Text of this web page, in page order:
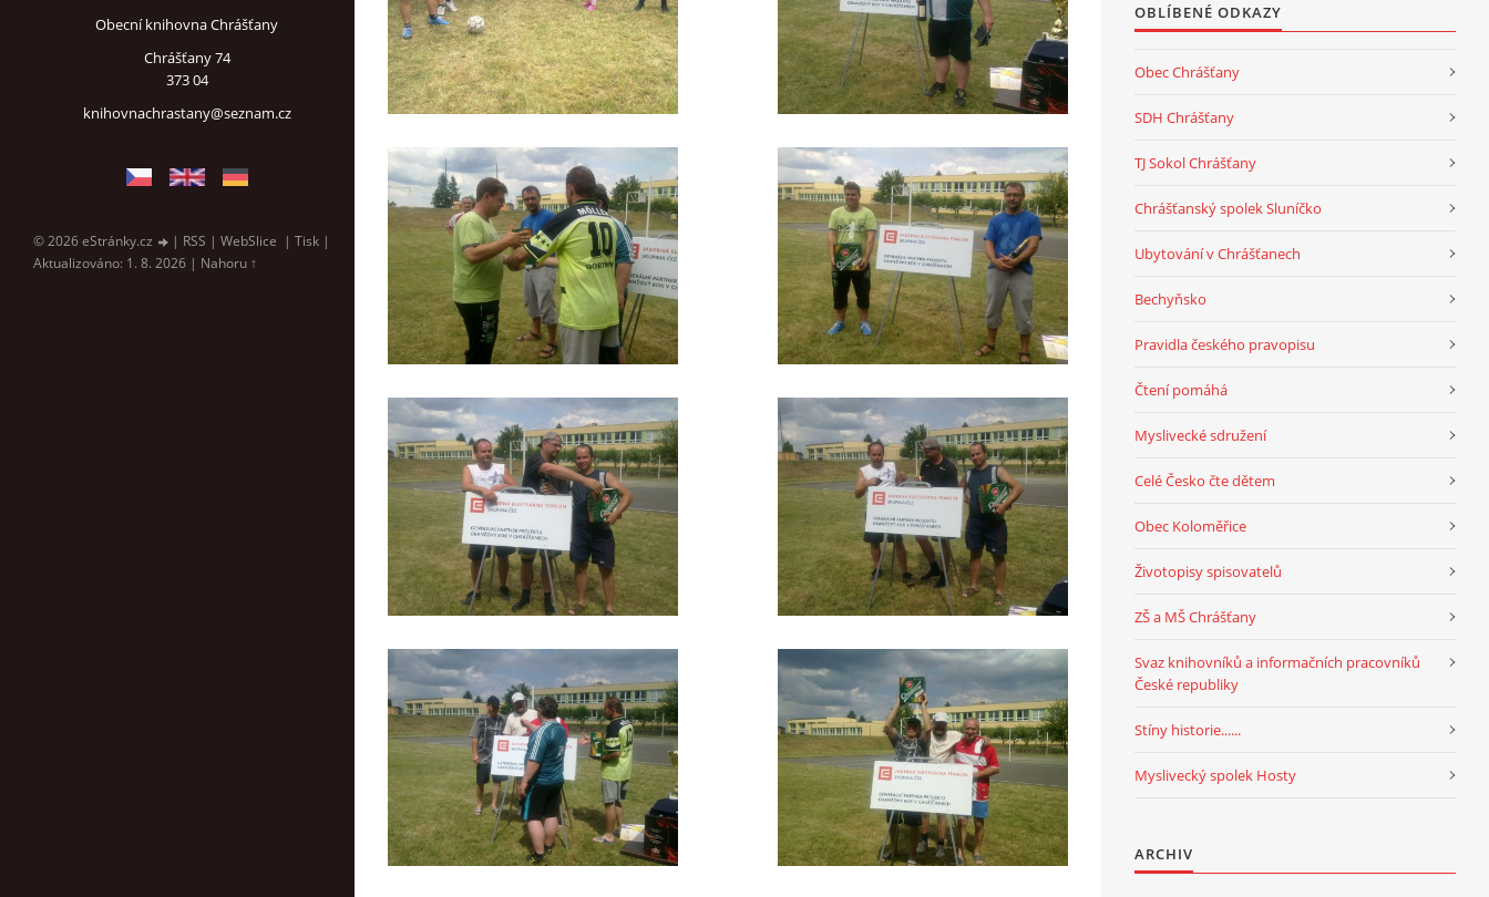
Obecní knihovna Chrášťany
Chrášťany 74
373 04
knihovnachrastany@seznam.cz
© 2026 eStránky.cz | RSS | WebSlice | Tisk |
Aktualizováno: 1. 8. 2026 | Nahoru ↑
OBLÍBENÉ ODKAZY
Obec Chrášťany
SDH Chrášťany
TJ Sokol Chrášťany
Chrášťanský spolek Sluníčko
Ubytování v Chrášťanech
Bechyňsko
Pravidla českého pravopisu
Čtení pomáhá
Myslivecké sdružení
Celé Česko čte dětem
Obec Koloměřice
Životopisy spisovatelů
ZŠ a MŠ Chrášťany
Svaz knihovníků a informačních pracovníků
České republiky
Stíny historie......
Myslivecký spolek Hosty
ARCHIV